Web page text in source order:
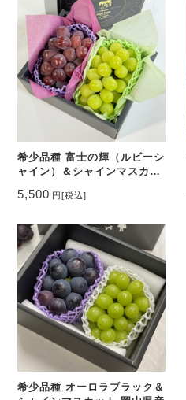
希少品種 富士の輝（ルビーシ
ャイン）＆シャインマスカッ
5,500 円 [税込]
希少品種 オーロラブラック＆